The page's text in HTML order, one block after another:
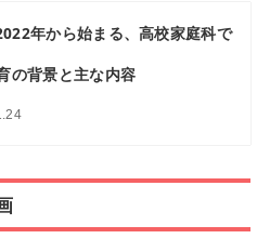
年から始まる、高校家庭科で
の背景と主な内容